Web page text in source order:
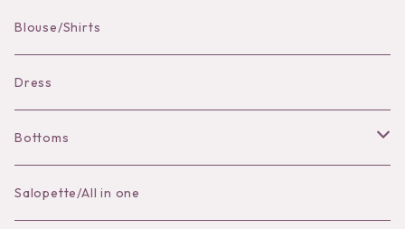
Blouse/Shirts
Dress
Bottoms
Skirt
Salopette/All in one